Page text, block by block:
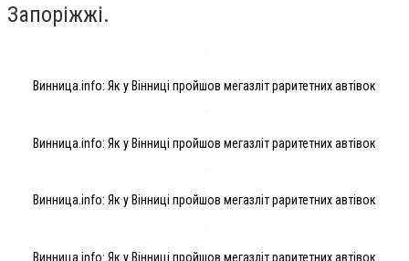
Запоріжжі.
Винница.info: Як у Вінниці пройшов мегазліт раритетних автівок
Винница.info: Як у Вінниці пройшов мегазліт раритетних автівок
Винница.info: Як у Вінниці пройшов мегазліт раритетних автівок
Винница.info: Як у Вінниці пройшов мегазліт раритетних автівок